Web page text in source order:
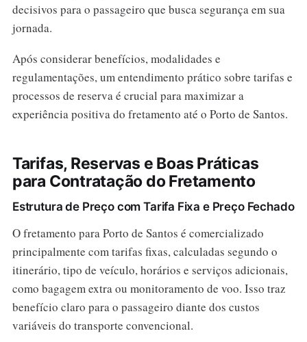
decisivos para o passageiro que busca segurança em sua
jornada.
Após considerar benefícios, modalidades e
regulamentações, um entendimento prático sobre tarifas e
processos de reserva é crucial para maximizar a
experiência positiva do fretamento até o Porto de Santos.
Tarifas, Reservas e Boas Práticas
para Contratação do Fretamento
Estrutura de Preço com Tarifa Fixa e Preço Fechado
O fretamento para Porto de Santos é comercializado
principalmente com tarifas fixas, calculadas segundo o
itinerário, tipo de veículo, horários e serviços adicionais,
como bagagem extra ou monitoramento de voo. Isso traz
benefício claro para o passageiro diante dos custos
variáveis do transporte convencional.